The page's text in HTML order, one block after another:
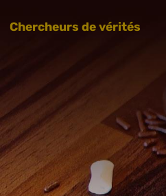
Chercheurs de vérités